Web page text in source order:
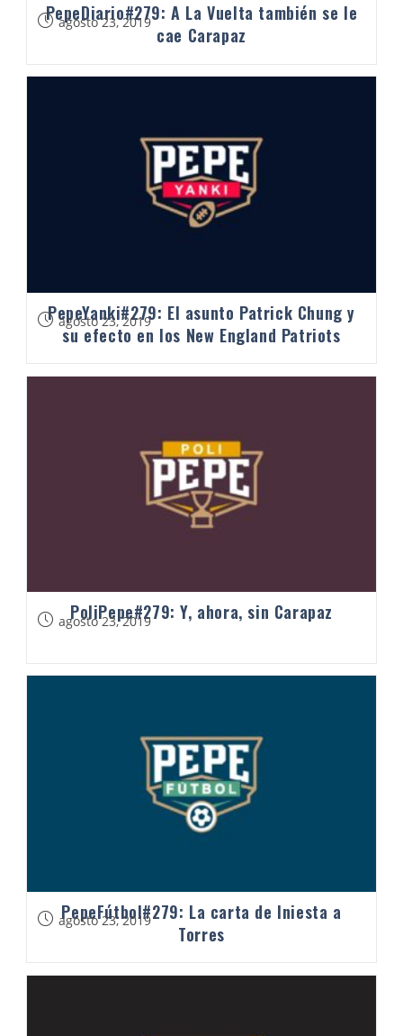
PepeDiario#279: A La Vuelta también se le
cae Carapaz
agosto 23, 2019
PepeYanki#279: El asunto Patrick Chung y
su efecto en los New England Patriots
agosto 23, 2019
PoliPepe#279: Y, ahora, sin Carapaz
agosto 23, 2019
PepeFútbol#279: La carta de Iniesta a
Torres
agosto 23, 2019